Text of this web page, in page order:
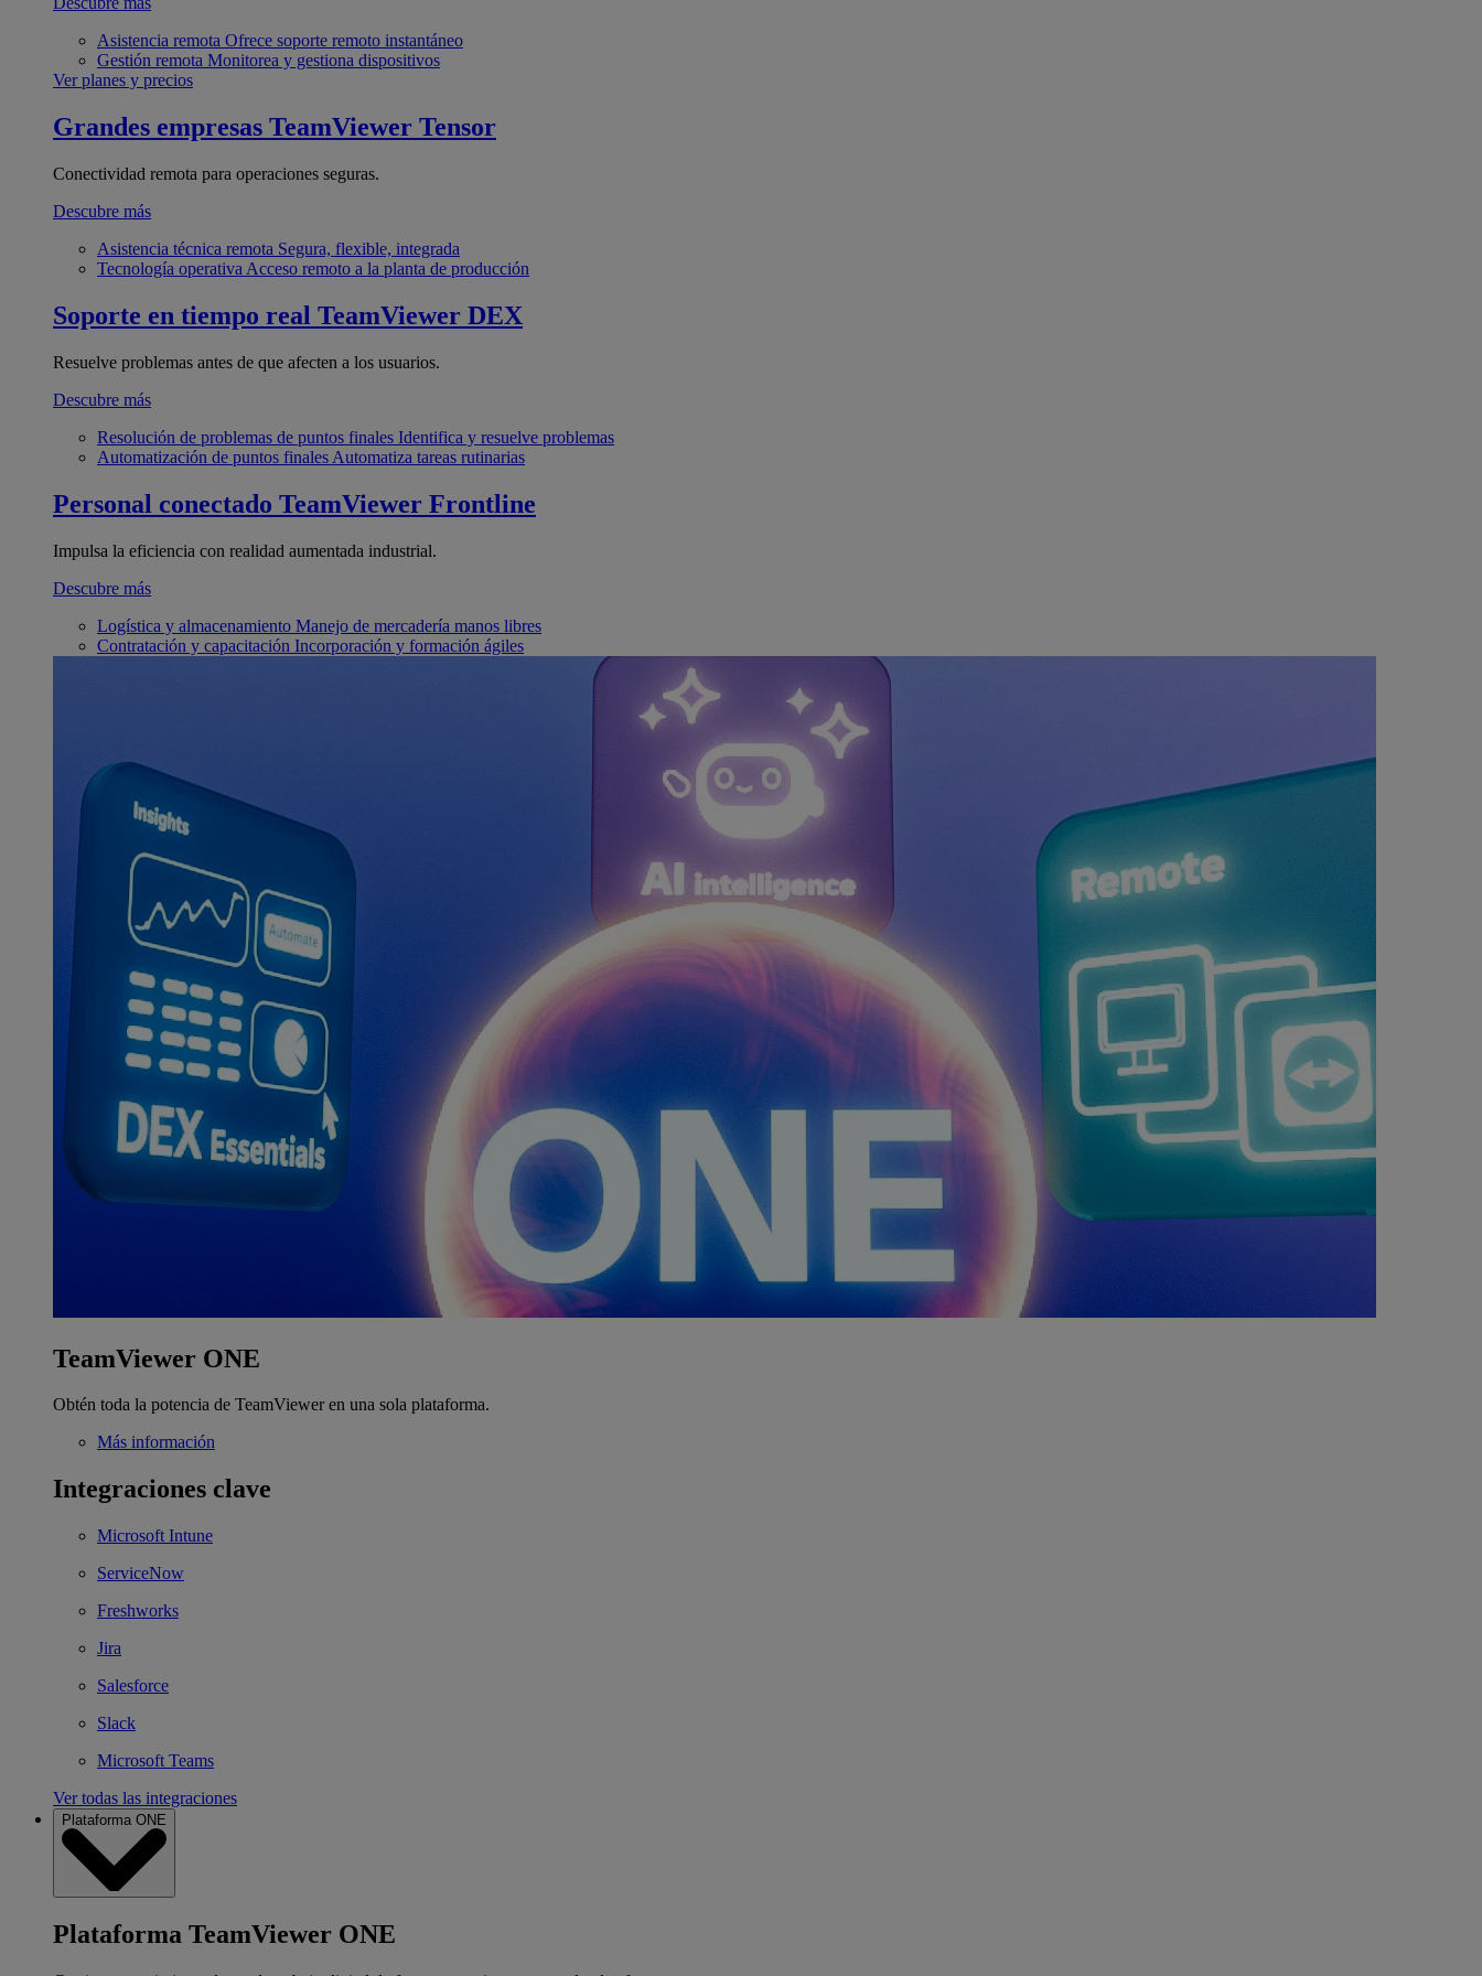
Asistencia remota Ofrece soporte remoto instantáneo
Gestión remota Monitorea y gestiona dispositivos
Ver planes y precios
Grandes empresas TeamViewer Tensor
Conectividad remota para operaciones seguras.
Descubre más
Asistencia técnica remota Segura, flexible, integrada
Tecnología operativa Acceso remoto a la planta de producción
Soporte en tiempo real TeamViewer DEX
Resuelve problemas antes de que afecten a los usuarios.
Descubre más
Resolución de problemas de puntos finales Identifica y resuelve problemas
Automatización de puntos finales Automatiza tareas rutinarias
Personal conectado TeamViewer Frontline
Impulsa la eficiencia con realidad aumentada industrial.
Descubre más
Logística y almacenamiento Manejo de mercadería manos libres
Contratación y capacitación Incorporación y formación ágiles
TeamViewer ONE
Obtén toda la potencia de TeamViewer en una sola plataforma.
Más información
Integraciones clave
Microsoft Intune
ServiceNow
Freshworks
Jira
Salesforce
Slack
Microsoft Teams
Ver todas las integraciones
Plataforma ONE
Plataforma TeamViewer ONE